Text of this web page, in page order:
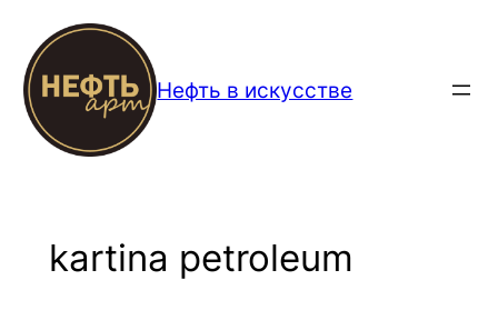
Перейти
содержимому
Нефть в искусстве
kartina petroleum